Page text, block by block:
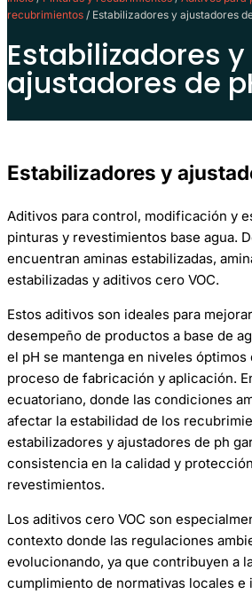
recubrimientos / Estabilizadores y ajustadores
Estabilizadores y
ajustadores de
Estabilizadores y
Aditivos para control, modificación y
pinturas y revestimientos base agua.
encuentran aminas estabilizadas,
estabilizadas y aditivos cero VOC.
Estos aditivos son ideales para
desempeño de productos a base de
el pH se mantenga en niveles óptimos
proceso de fabricación y aplicación.
ecuatoriano, donde las condiciones
afectar la estabilidad de los
estabilizadores y ajustadores de ph
consistencia en la calidad y
revestimientos.
Los aditivos cero VOC son
contexto donde las regulaciones
evolucionando, ya que contribuyen a
cumplimiento de normativas locales e